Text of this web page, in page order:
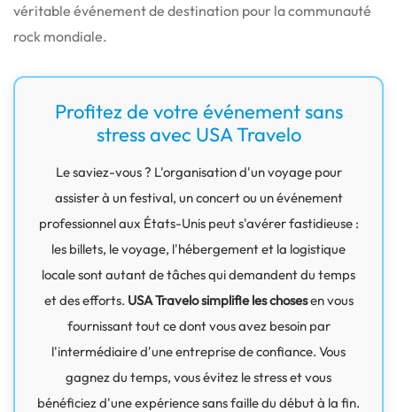
véritable événement de destination pour la communauté
rock mondiale.
Profitez de votre événement sans
stress avec USA Travelo
Le saviez-vous ? L'organisation d'un voyage pour
assister à un festival, un concert ou un événement
professionnel aux États-Unis peut s'avérer fastidieuse :
les billets, le voyage, l'hébergement et la logistique
locale sont autant de tâches qui demandent du temps
et des efforts. USA Travelo simplifie les chosesen vous
fournissant tout ce dont vous avez besoin par
l'intermédiaire d'une entreprise de confiance. Vous
gagnez du temps, vous évitez le stress et vous
bénéficiez d'une expérience sans faille du début à la fin.